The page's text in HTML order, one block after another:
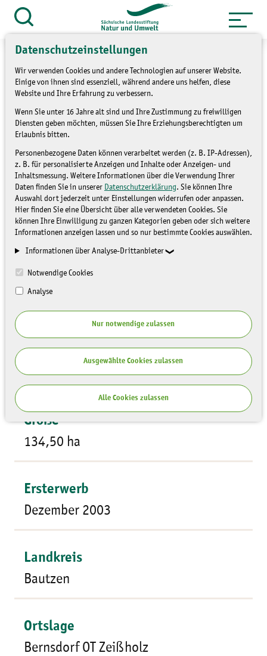
Datenschutzeinstellungen
Wir verwenden Cookies und andere Technologien auf unserer Website.
Einige von ihnen sind essenziell, während andere uns helfen, diese
Website und Ihre Erfahrung zu verbessern.
Wenn Sie unter 16 Jahre alt sind und Ihre Zustimmung zu freiwilligen
Diensten geben möchten, müssen Sie Ihre Erziehungsberechtigten um
Erlaubnis bitten.
Personenbezogene Daten können verarbeitet werden (z. B. IP-Adressen),
z. B. für personalisierte Anzeigen und Inhalte oder Anzeigen- und
Inhaltsmessung. Weitere Informationen über die Verwendung Ihrer
Daten finden Sie in unserer Datenschutzerklärung. Sie können Ihre
Auswahl dort jederzeit unter Einstellungen widerrufen oder anpassen.
Hier finden Sie eine Übersicht über alle verwendeten Cookies. Sie
können Ihre Einwilligung zu ganzen Kategorien geben oder sich weitere
Informationen anzeigen lassen und so nur bestimmte Cookies auswählen.
Informationen über Analyse-Drittanbieter
Notwendige Cookies
Analyse
Nur notwendige zulassen
Ausgewählte Cookies zulassen
Alle Cookies zulassen
Zum
Inhalt
springen
Suche
Themen » Natur und Landschaft
» Übersicht LaNU-Flächen
Zeißholz
Flächentyp
Bergbaufolgelandschaft
Größe
134,50 ha
Ersterwerb
Dezember 2003
Landkreis
Bautzen
Ortslage
Bernsdorf OT Zeißholz